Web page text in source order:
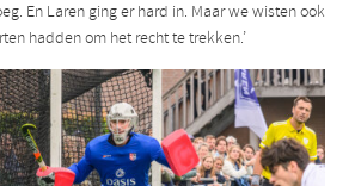
En Laren ging er hard in. Maar we wisten ook
hadden om het recht te trekken.’